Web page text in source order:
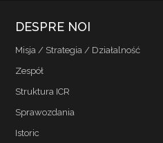
DESPRE NOI
Misja / Strategia / Działalność
Zespół
Struktura ICR
Sprawozdania
Istoric